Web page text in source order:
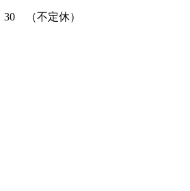
（不定休）